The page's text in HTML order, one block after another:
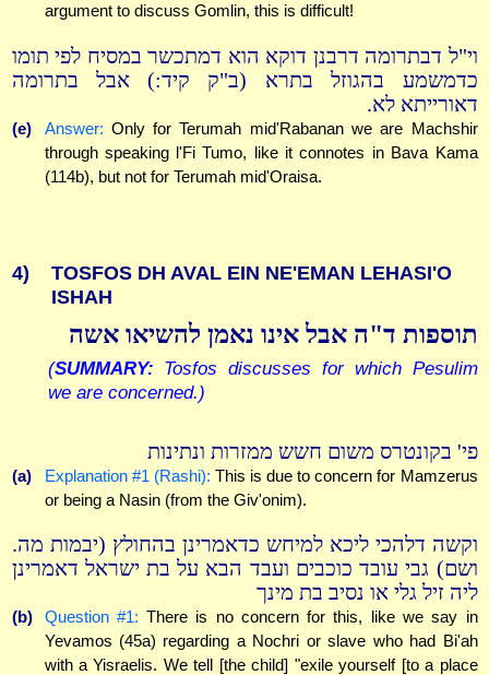
argument to discuss Gomlin, this is difficult!
וי"ל דבתרומה דרבנן דוקא הוא דמתכשר במסיח לפי תומו
כדמשמע בהגוזל בתרא (ב"ק קיד:) אבל בתרומה
דאורייתא לא.
(e) Answer: Only for Terumah mid'Rabanan we are Machshir
through speaking l'Fi Tumo, like it connotes in Bava Kama
(114b), but not for Terumah mid'Oraisa.
4)
TOSFOS DH AVAL EIN NE'EMAN LEHASI'O
ISHAH
תוספות ד"ה אבל אינו נאמן להשיאו אשה
(SUMMARY: Tosfos discusses for which Pesulim
we are concerned.)
פי' בקונטרס משום חשש ממזרות ונתינות
(a) Explanation #1 (Rashi): This is due to concern for Mamzerus
or being a Nasin (from the Giv'onim).
וקשה דלהכי ליכא למיחש כדאמרינן בהחולץ (יבמות מה.
ושם) גבי עובד כוכבים ועבד הבא על בת ישראל דאמרינן
ליה זיל גלי או נסיב בת מינך
(b) Question #1: There is no concern for this, like we say in
Yevamos (45a) regarding a Nochri or slave who had Bi'ah
with a Yisraelis. We tell [the child] "exile yourself [to a place